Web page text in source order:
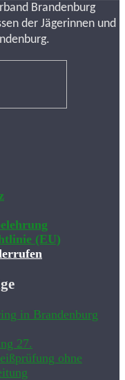
Brandenburg
der Jägerinnen und
(EU)
in Brandenburg
27.
ohne